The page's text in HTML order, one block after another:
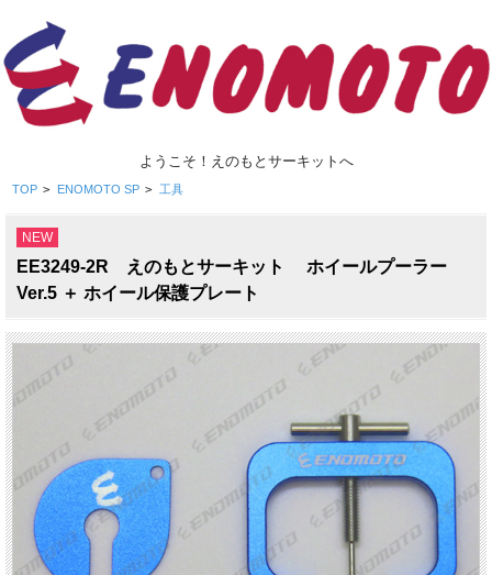
ようこそ！えのもとサーキットへ
TOP > ENOMOTO SP > 工具
NEW
EE3249-2R えのもとサーキット ホイールプーラー
Ver.5 ＋ ホイール保護プレート